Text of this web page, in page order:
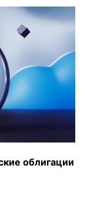
облигации